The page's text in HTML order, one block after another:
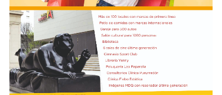
"Queremos que quienes todavía no conocen Tango
Furia descubran por qué el tango puede emocionar a
todas las generaciones. Y que quienes ya vivieron una de
nuestras funciones tengan ganas de volver, porque cada
presentación renueva la experiencia. Detrás de cada
función hay meses de ensayo y un enorme trabajo en
equipo para emocionar y sorprender al
público", expresa Emmanuel Marín.